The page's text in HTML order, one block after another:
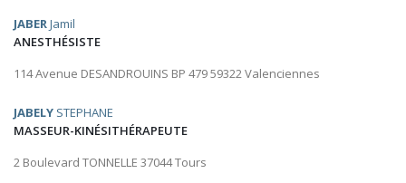
JABERJamil
ANESTHÉSISTE
114 Avenue DESANDROUINS BP 479 59322 Valenciennes
JABELY STEPHANE
MASSEUR-KINÉSITHÉRAPEUTE
2 Boulevard TONNELLE 37044 Tours